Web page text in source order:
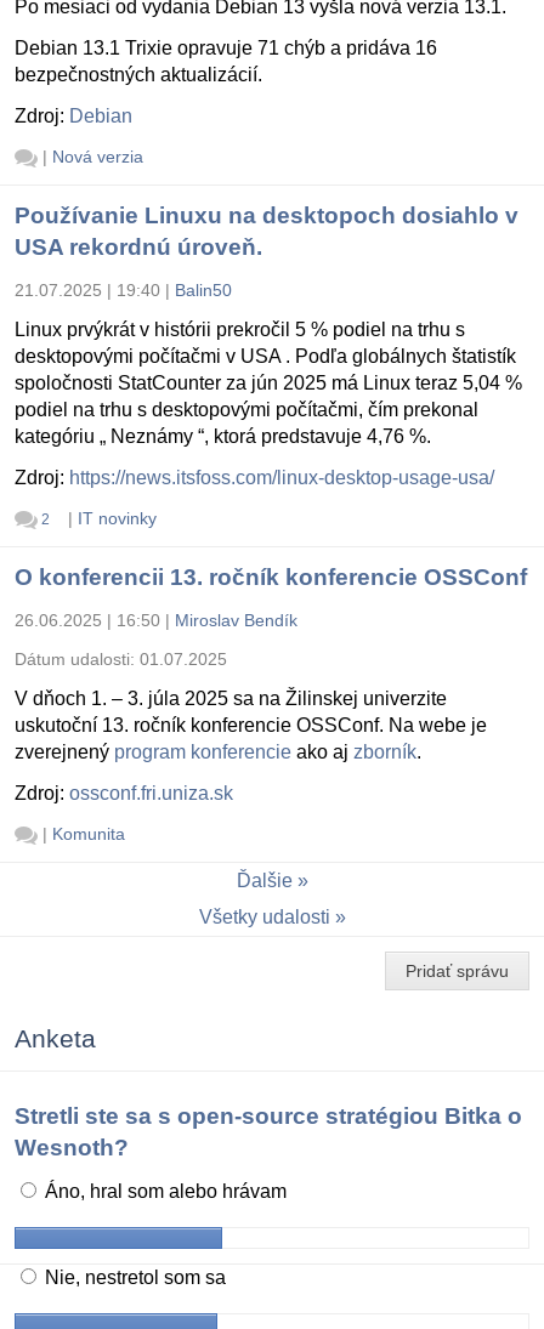
Po mesiaci od vydania Debian 13 vyšla nová verzia 13.1.
Debian 13.1 Trixie opravuje 71 chýb a pridáva 16
bezpečnostných aktualizácií.
Zdroj: Debian
| Nová verzia
Používanie Linuxu na desktopoch dosiahlo v
USA rekordnú úroveň.
21.07.2025 | 19:40 | Balin50
Linux prvýkrát v histórii prekročil 5 % podiel na trhu s
desktopovými počítačmi v USA . Podľa globálnych štatistík
spoločnosti StatCounter za jún 2025 má Linux teraz 5,04 %
podiel na trhu s desktopovými počítačmi, čím prekonal
kategóriu „ Neznámy “, ktorá predstavuje 4,76 %.
Zdroj: https://news.itsfoss.com/linux-desktop-usage-usa/
2 | IT novinky
O konferencii 13. ročník konferencie OSSConf
26.06.2025 | 16:50 | Miroslav Bendík
Dátum udalosti: 01.07.2025
V dňoch 1. – 3. júla 2025 sa na Žilinskej univerzite
uskutoční 13. ročník konferencie OSSConf. Na webe je
zverejnený program konferencie ako aj zborník.
Zdroj: ossconf.fri.uniza.sk
| Komunita
Ďalšie
Všetky udalosti
Pridať správu
Anketa
Stretli ste sa s open-source stratégiou Bitka o
Wesnoth?
Áno, hral som alebo hrávam
Nie, nestretol som sa